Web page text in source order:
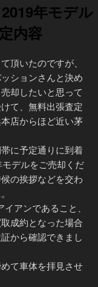
年モデル
内容
頂いたのですが、
ションさんと決め
却したいと思って
て、無料出張査定
店からほど近い茅
に予定通りに到着
デルをご売却くだ
の挨拶などを交わ
アンであること、
成約となった場合
から確認できまし
て車体を拝見させ